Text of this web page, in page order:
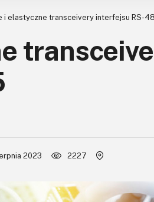
i elastyczne transceivery interfejsu RS-
2023 2227